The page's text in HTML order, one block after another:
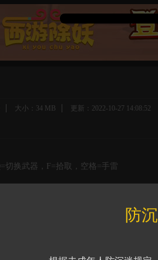
防
大小：34 MB 更新：2022-10-27 14:08:52
切换武器，F=拾取，空格=手雷
戏，很像2D版反恐精英，需要很好的操
，你扮演美军精英部队里的一员。游戏
限的自由模式和激烈的僵尸模式！